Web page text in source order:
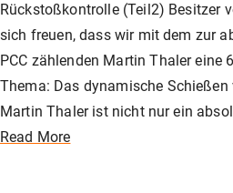
Rückstoßkontrolle (Teil2) Besitzer
sich freuen, dass wir mit dem zur
PCC zählenden Martin Thaler eine
Thema: Das dynamische
Martin Thaler ist nicht nur ein
Read More